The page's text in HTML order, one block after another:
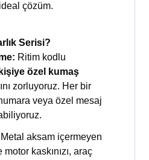
çözüm.
Serisi?
Ritim kodlu
kişiye özel kumaş
zorluyoruz. Her bir
veya özel mesaj
Metal aksam içermeyen
kaskınızı, araç